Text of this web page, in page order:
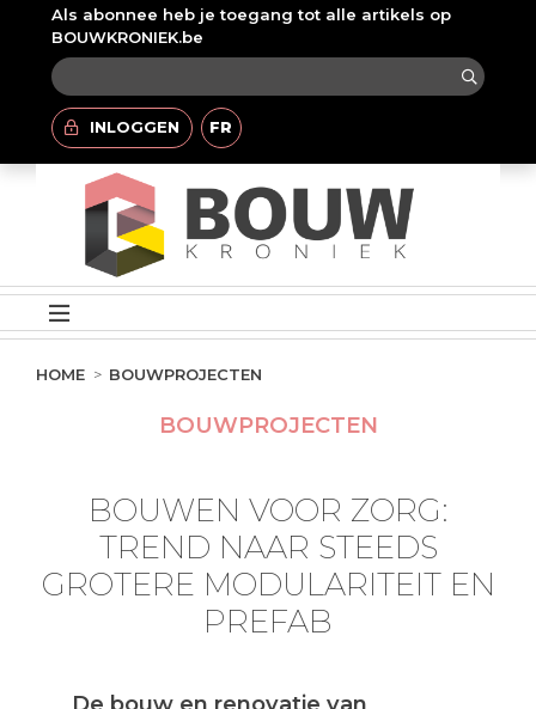
Als abonnee heb je toegang tot alle artikels op
BOUWKRONIEK.be
INLOGGEN FR
HOME BOUWPROJECTEN
BOUWPROJECTEN
BOUWEN VOOR ZORG:
TREND NAAR STEEDS
GROTERE MODULARITEIT EN
PREFAB